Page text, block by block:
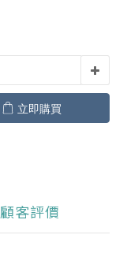
立即購買
顧客評價